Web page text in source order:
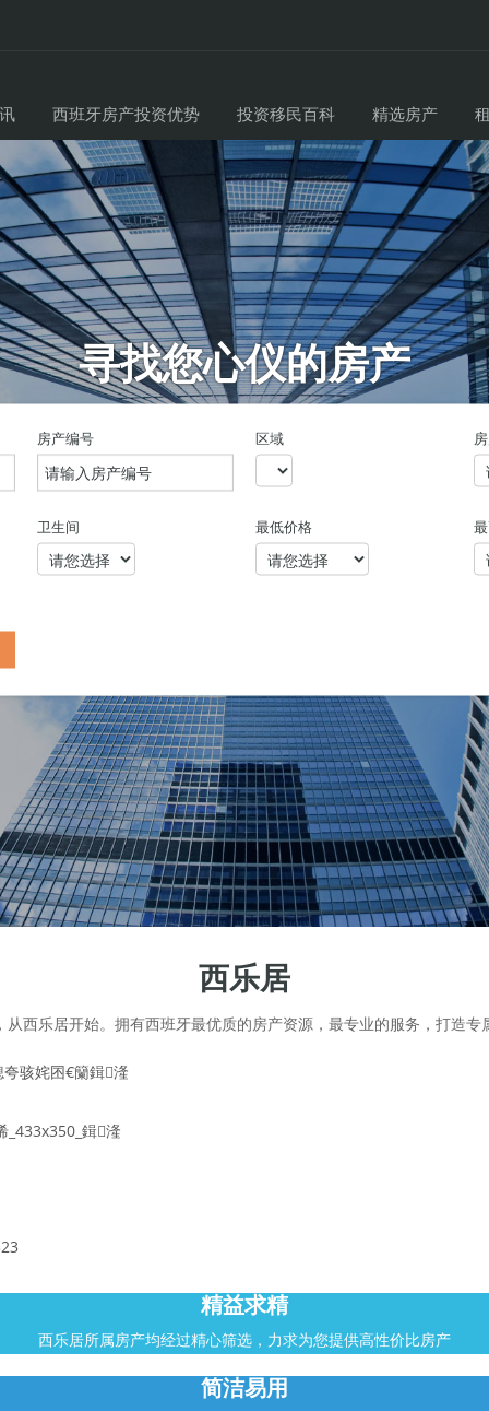
西班牙房产投资优势 投资移民百科 精选房产
寻找您心仪的房产
房产编号 区域
卫生间 最低价格
西乐居
从西乐居开始。拥有西班牙最优质的房产资源，最专业的服务，打造专
精益求精
西乐居所属房产均经过精心筛选， 力求为您提供高性价比房产
简洁易用